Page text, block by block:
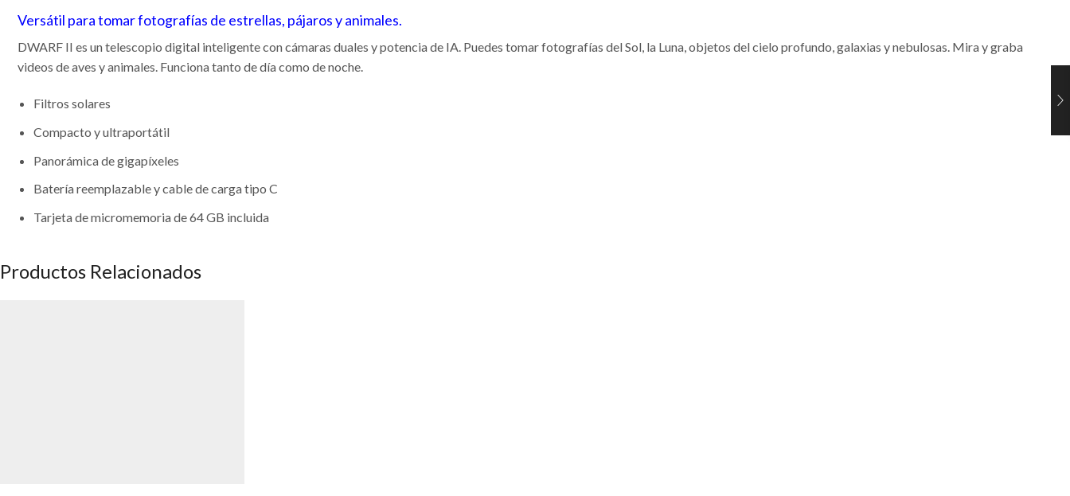
Versátil para tomar fotografías de estrellas, pájaros y animales.
DWARF II es un telescopio digital inteligente con cámaras duales y potencia de IA. Puedes tomar fotografías del Sol, la Luna, objetos del cielo profundo, galaxias y nebulosas. Mira y graba
videos de aves y animales. Funciona tanto de día como de noche.
Filtros solares
Compacto y ultraportátil
Panorámica de gigapíxeles
Batería reemplazable y cable de carga tipo C
Tarjeta de micromemoria de 64 GB incluida
Productos Relacionados